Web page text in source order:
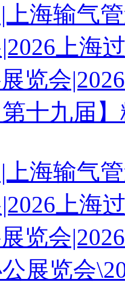
海输气
上海
展览会
十九届
海输气
上海
展览会
展览会